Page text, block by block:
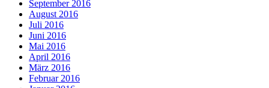
September 2016
August 2016
Juli 2016
Juni 2016
Mai 2016
April 2016
März 2016
Februar 2016